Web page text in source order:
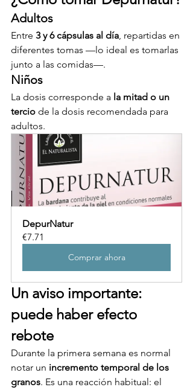
Adultos
Entre 3 y 6 cápsulas al día, repartidas en
diferentes tomas —lo ideal es tomarlas
junto a las comidas—.
Niños
La dosis corresponde a la mitad o un
tercio de la dosis recomendada para
adultos.
DepurNatur
€7.71
Comprar ahora
Un aviso importante:
puede haber efecto
rebote
Durante la primera semana es normal
notar un incremento temporal de los
granos. Es una reacción habitual: el